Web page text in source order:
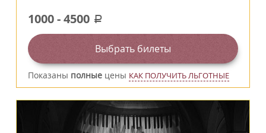
1000-4500 a
Выбрать билеты
Показаны полные цены КАК ПОЛУЧИТЬ ЛЬГОТНЫЕ